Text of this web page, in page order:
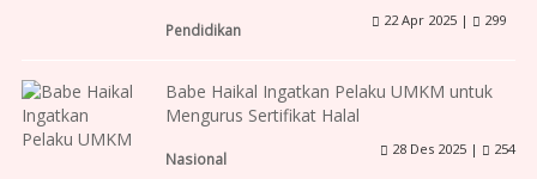
Pendidikan
22 Apr 2025 | 299
Babe Haikal Ingatkan Pelaku UMKM untuk
Mengurus Sertifikat Halal
Nasional
28 Des 2025 | 254